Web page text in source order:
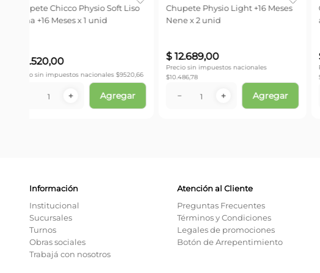
Chupete Physio Light +16 Meses
Nene x 2 unid
$ 12.689
Precio sin impuestos nacionales
$10.486,78
－ Agregar
Chupetes Physio Liviano Light 6
a 16 Mese x 2 Unid
$ 16.650
Precio sin impuestos nacionales
$13.760,33
－ Agregar
Información
Institucional
Sucursales
Turnos
Obras sociales
Trabajá con nosotros
Atención al Cliente
Preguntas Frecuentes
Términos y Condiciones
Legales de promociones
Botón de Arrepentimiento